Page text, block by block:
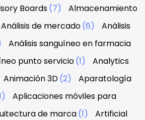
Boards(7)
Almacenamiento
Análisis de mercado(6)
Análisis
Análisis sanguíneo en farmacia
punto servicio(1)
Analytics
Animación 3D(2)
Aparatología
Aplicaciones móviles para
de marca(1)
Artificial